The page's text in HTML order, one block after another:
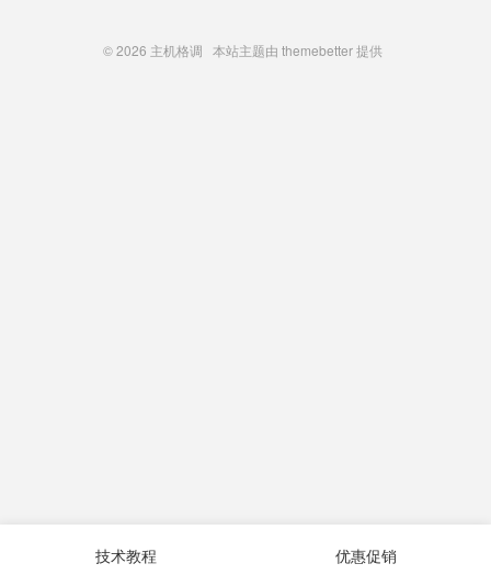
© 2026 主机格调 本站主题由 themebetter提供
技术教程 优惠促销